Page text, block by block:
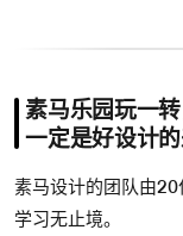
素马乐园玩一
一定是好设计的
素马设计的团队由20
学习无止境。